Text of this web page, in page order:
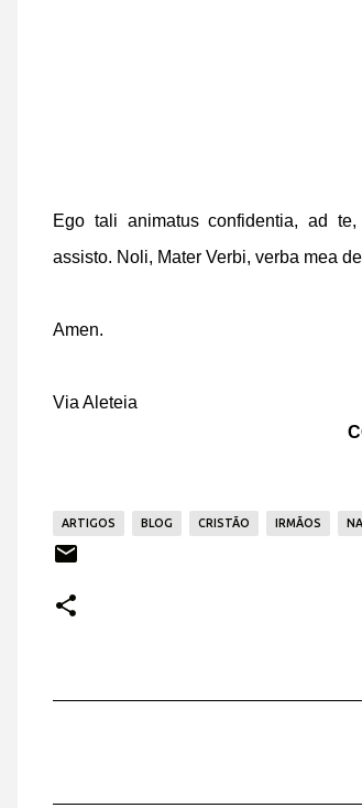
Ego tali animatus confidentia, ad te,
assisto. Noli, Mater Verbi, verba mea
Amen.
Via Aleteia
ARTIGOS BLOG CRISTÃO IRMÃOS